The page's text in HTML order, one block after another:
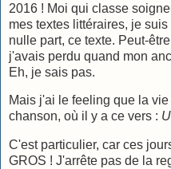
2016 ! Moi qui classe
mes textes littéraires, je
nulle part, ce texte. Peut-
j'avais perdu quand mon
Eh, je sais pas.
Mais j'ai le feeling que la
chanson, où il y a ce vers :
C'est particulier, car ces
GROS ! J'arrête pas de la